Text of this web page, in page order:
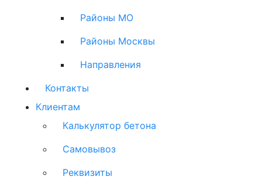
Районы МО
Районы Москвы
Направления
Контакты
Клиентам
Калькулятор бетона
Самовывоз
Реквизиты